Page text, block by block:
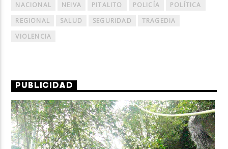
NACIONAL
NEIVA PITALITO POLICÍA
POLÍTICA
REGIONAL
SALUD SEGURIDAD
TRAGEDIA
VIOLENCIA
PUBLICIDAD